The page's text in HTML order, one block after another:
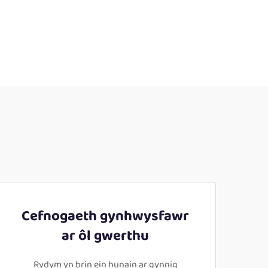
Cefnogaeth gynhwysfawr
ar ôl gwerthu
Rydym yn brin ein hunain ar gynnig